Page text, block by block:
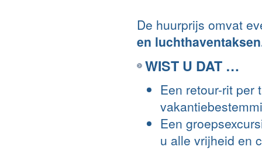
De huurprijs omvat
en
WIST U DAT …
Een retour-rit per
Een
u alle vrijheid en